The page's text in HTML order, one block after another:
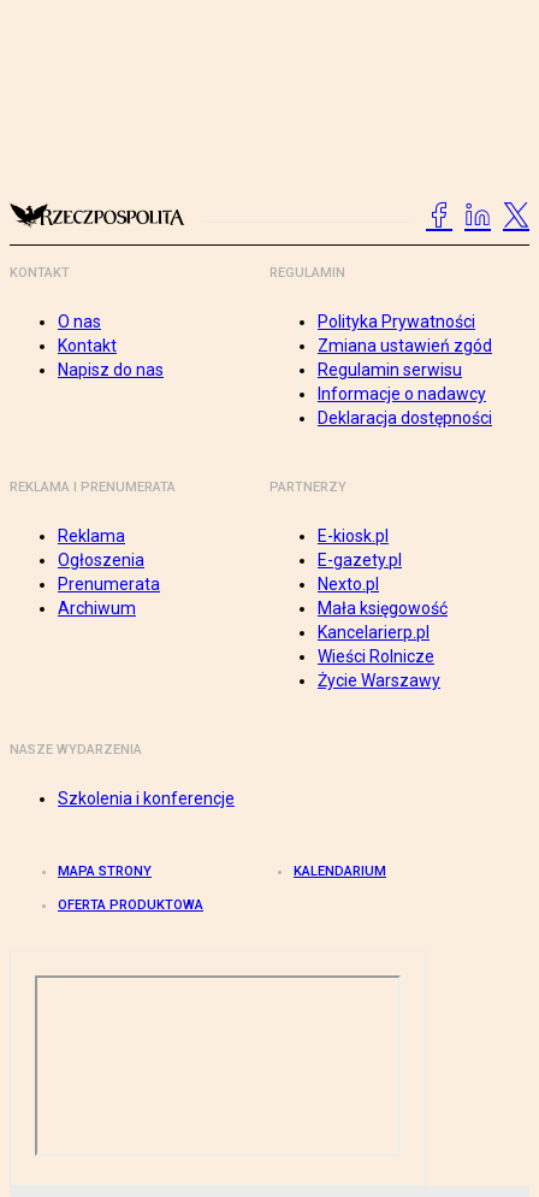
KONTAKT
O nas
Kontakt
Napisz do nas
REGULAMIN
Polityka Prywatności
Zmiana ustawień zgód
Regulamin serwisu
Informacje o nadawcy
Deklaracja dostępności
REKLAMA I PRENUMERATA
Reklama
Ogłoszenia
Prenumerata
Archiwum
PARTNERZY
E-kiosk.pl
E-gazety.pl
Nexto.pl
Mała księgowość
Kancelarierp.pl
Wieści Rolnicze
Życie Warszawy
NASZE WYDARZENIA
Szkolenia i konferencje
MAPA STRONY KALENDARIUM
OFERTA PRODUKTOWA